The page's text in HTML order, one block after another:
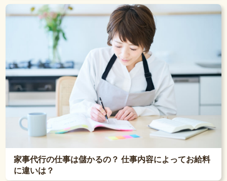
家事代行の仕事は儲かるの？ 仕事内容によってお給料
に違いは？